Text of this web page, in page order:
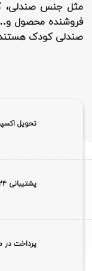
مثل جنس صندلی،
فروشنده محصول و…
صندلی کودک
تحویل
پشتیبانی ۲۴ ساعته پشتیبانی 7 روز هفته
پرداخت در